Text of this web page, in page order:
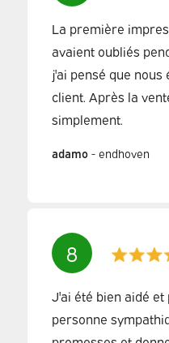
La première
avaient oubliés
j'ai pensé que
client. Après la
simplement.
adamo - endhoven
8
J'ai été bien aidé
personne